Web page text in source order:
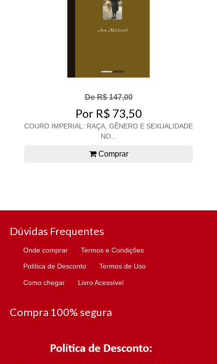
De R$ 147,00
Por R$ 73,50
COURO IMPERIAL: RAÇA, GÊNERO E SEXUALIDADE
NO...
Comprar
Dúvidas Frequentes
Onde comprar Termos e Condições
Política de Desconto Termos de Uso
Como chegar Livro Acessível
Compra 100% segura